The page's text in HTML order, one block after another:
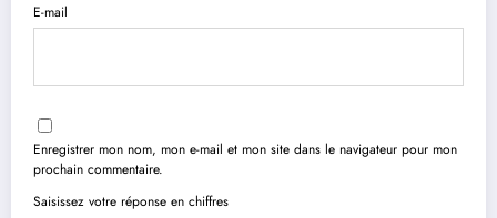
E-mail
Enregistrer mon nom, mon e-mail et mon site dans le navigateur pour mon
prochain commentaire.
Saisissez votre réponse en chiffres